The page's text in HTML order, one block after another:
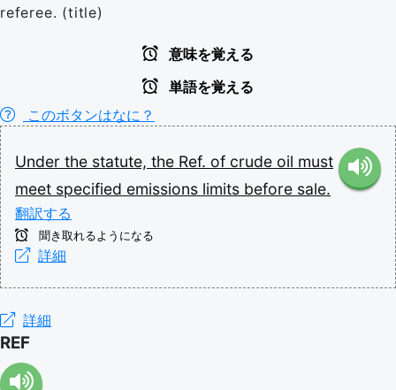
referee. (title)
意味を覚える
単語を覚える
このボタンはなに？
Under the statute, the Ref. of crude oil must
meet specified emissions limits before sale.
翻訳する
聞き取れるようになる
詳細
詳細
REF